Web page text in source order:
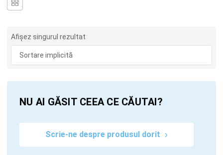
Afișez singurul rezultat
NU AI GĂSIT CEEA CE CĂUTAI?
Scrie-ne despre produsul dorit